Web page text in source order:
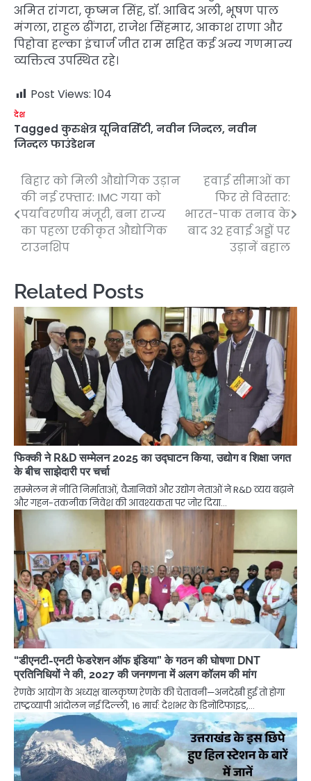
अमित रांगटा, कृष्मन सिंह, डॉ. आबिद अली, भूषण पाल
मंगला, राहुल ढींगरा, राजेश सिंहमार, आकाश राणा और
पिहोवा हल्का इंचार्ज जीत राम सहित कई अन्य गणमान्य
व्यक्तित्व उपस्थित रहे।
Post Views: 104
देश
Tagged कुरुक्षेत्र यूनिवर्सिटी, नवीन जिन्दल, नवीन
जिन्दल फाउंडेशन
Post
navigation
बिहार को मिली औद्योगिक उड़ान
की नई रफ्तार: IMC गया को
पर्यावरणीय मंजूरी, बना राज्य
का पहला एकीकृत औद्योगिक
टाउनशिप
हवाई सीमाओं का
फिर से विस्तार:
भारत-पाक तनाव के
बाद 32 हवाई अड्डों पर
उड़ानें बहाल
Related Posts
फिक्की ने R&D सम्मेलन 2025 का उद्घाटन किया, उद्योग व शिक्षा जगत
के बीच साझेदारी पर चर्चा
सम्मेलन में नीति निर्माताओं, वैज्ञानिकों और उद्योग नेताओं ने R&D व्यय बढ़ाने
और गहन-तकनीक निवेश की आवश्यकता पर जोर दिया…
“डीएनटी-एनटी फेडरेशन ऑफ इंडिया” के गठन की घोषणा DNT
प्रतिनिधियों ने की, 2027 की जनगणना में अलग कॉलम की मांग
रेणके आयोग के अध्यक्ष बालकृष्ण रेणके की चेतावनी—अनदेखी हुई तो होगा
राष्ट्रव्यापी आंदोलन नई दिल्ली, 16 मार्च: देशभर के डिनोटिफाइड,…